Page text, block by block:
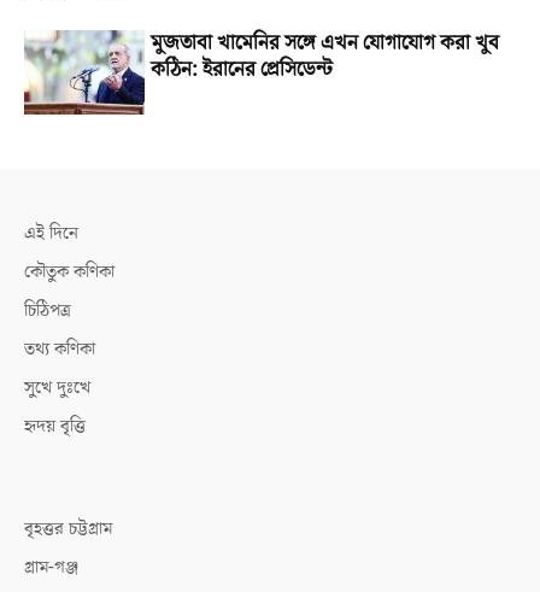
মুজতাবা খামেনির সঙ্গে এখন যোগাযোগ করা খুব
কঠিন: ইরানের প্রেসিডেন্ট
এই দিনে
কৌতুক কণিকা
চিঠিপত্র
তথ্য কণিকা
সুখে দুঃখে
হৃদয় বৃত্তি
বৃহত্তর চট্টগ্রাম
গ্রাম-গঞ্জ